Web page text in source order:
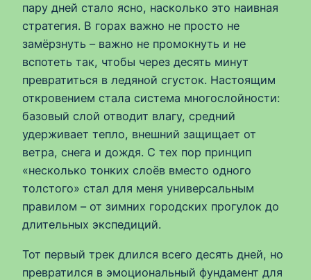
пару дней стало ясно, насколько это наивная
стратегия. В горах важно не просто не
замёрзнуть – важно не промокнуть и не
вспотеть так, чтобы через десять минут
превратиться в ледяной сгусток. Настоящим
откровением стала система многослойности:
базовый слой отводит влагу, средний
удерживает тепло, внешний защищает от
ветра, снега и дождя. С тех пор принцип
«несколько тонких слоёв вместо одного
толстого» стал для меня универсальным
правилом – от зимних городских прогулок до
длительных экспедиций.
Тот первый трек длился всего десять дней, но
превратился в эмоциональный фундамент для